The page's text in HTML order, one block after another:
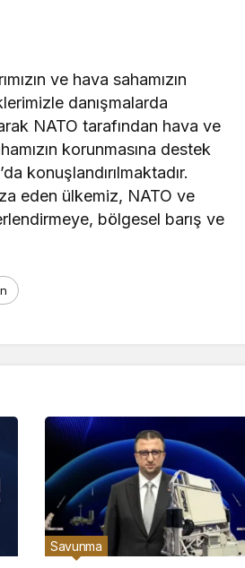
ve hava sahamızın
danışmalarda
NATO tarafından hava ve
korunmasına destek
konuşlandırılmaktadır.
eden ülkemiz, NATO ve
bölgesel barış ve
Savunma